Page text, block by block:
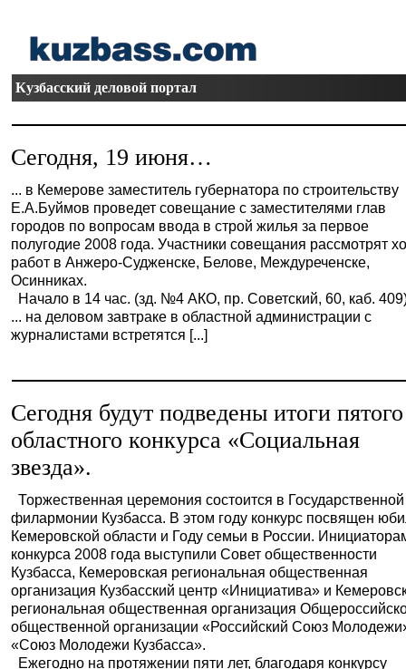
Кузбасский деловой портал
Сегодня, 19 июня…
... в Кемерове заместитель губернатора по строительству
Е.А.Буймов проведет совещание с заместителями глав
городов по вопросам ввода в строй жилья за первое
полугодие 2008 года. Участники совещания рассмотрят
работ в Анжеро-Судженске, Белове, Междуреченске,
Осинниках.
Начало в 14 час. (зд. №4 АКО, пр. Советский, 60, каб.
... на деловом завтраке в областной администрации с
журналистами встретятся [...]
Сегодня будут подведены итоги пятого
областного конкурса «Социальная
звезда».
Торжественная церемония состоится в Государственной
филармонии Кузбасса. В этом году конкурс посвящен
Кемеровской области и Году семьи в России.
конкурса 2008 года выступили Совет общественности
Кузбасса, Кемеровская региональная общественная
организация Кузбасский центр «Инициатива» и
региональная общественная организация
общественной организации «Российский Союз
«Союз Молодежи Кузбасса».
Ежегодно на протяжении пяти лет, благодаря конкурсу